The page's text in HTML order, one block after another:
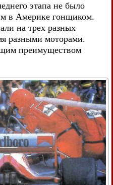
этапа не было
в Америке гонщиком.
на трех разных
разными моторами.
преимуществом